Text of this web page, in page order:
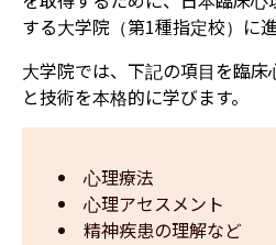
する大学院（第1種指定校）に
大学院では、下記の項目を臨
と技術を本格的に学びます。
心理療法
心理アセスメント
精神疾患の理解など